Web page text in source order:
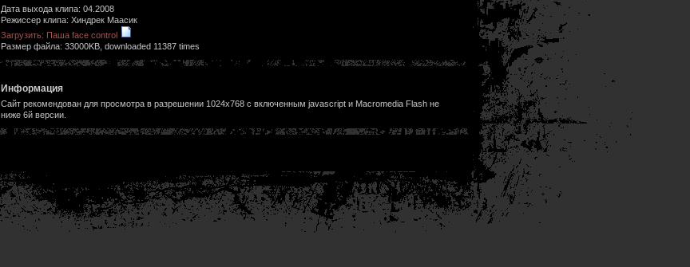
Дата выхода клипа: 04.2008
Режиссер клипа: Хиндрек Маасик
Загрузить: Паша face control
Размер файла: 33000KB, downloaded 11387 times
Информация
Сайт рекомендован для просмотра в разрешении 1024х768 с включенным javascript и Macromedia Flash не
ниже 6й версии.